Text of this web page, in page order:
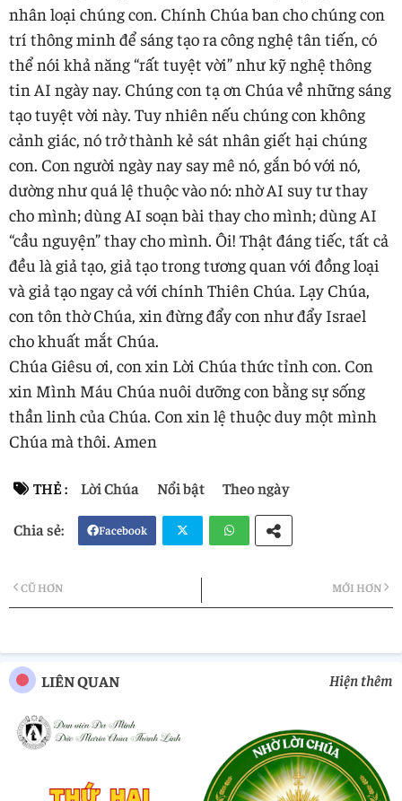
nhân loại chúng con. Chính Chúa ban cho chúng con
trí thông minh để sáng tạo ra công nghệ tân tiến, có
thể nói khả năng “rất tuyệt vời” như kỹ nghệ thông
tin AI ngày nay. Chúng con tạ ơn Chúa về những sáng
tạo tuyệt vời này. Tuy nhiên nếu chúng con không
cảnh giác, nó trở thành kẻ sát nhân giết hại chúng
con. Con người ngày nay say mê nó, gắn bó với nó,
dường như quá lệ thuộc vào nó: nhờ AI suy tư thay
cho mình; dùng AI soạn bài thay cho mình; dùng AI
“cầu nguyện” thay cho mình. Ôi! Thật đáng tiếc, tất cả
đều là giả tạo, giả tạo trong tương quan với đồng loại
và giả tạo ngay cả với chính Thiên Chúa. Lạy Chúa,
con tôn thờ Chúa, xin đừng đẩy con như đẩy Israel
cho khuất mắt Chúa.
Chúa Giêsu ơi, con xin Lời Chúa thức tỉnh con. Con
xin Mình Máu Chúa nuôi dưỡng con bằng sự sống
thần linh của Chúa. Con xin lệ thuộc duy một mình
Chúa mà thôi. Amen
THẺ : Lời Chúa Nổi bật Theo ngày
Facebook
MỚI HƠN
CŨ HƠN
LIÊN QUAN Hiện thêm